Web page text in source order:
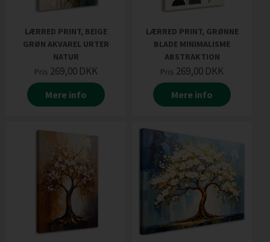
LÆRRED PRINT, BEIGE
GRØN AKVAREL URTER
NATUR
Pris 269,00 DKK
Mere info
LÆRRED PRINT, GRØNNE
BLADE MINIMALISME
ABSTRAKTION
Pris 269,00 DKK
Mere info